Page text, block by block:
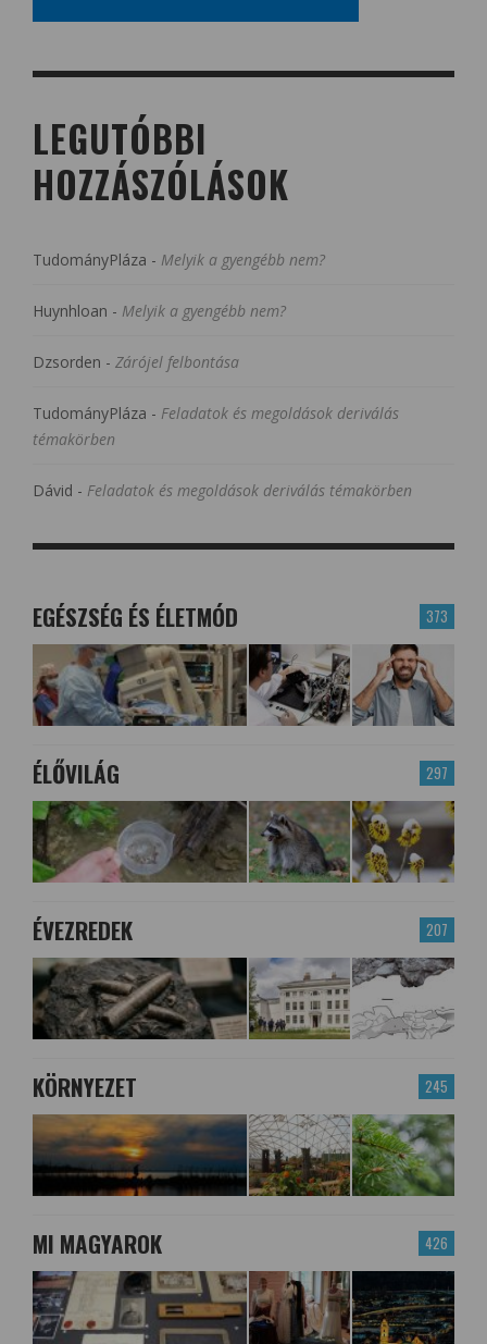
LEGUTÓBBI
HOZZÁSZÓLÁSOK
TudományPláza - Melyik a gyengébb nem?
Huynhloan - Melyik a gyengébb nem?
Dzsorden - Zárójel felbontása
TudományPláza - Feladatok és megoldások deriválás
témakörben
Dávid - Feladatok és megoldások deriválás témakörben
373
EGÉSZSÉG ÉS ÉLETMÓD
297
ÉLŐVILÁG
207
ÉVEZREDEK
245
KÖRNYEZET
426
MI MAGYAROK